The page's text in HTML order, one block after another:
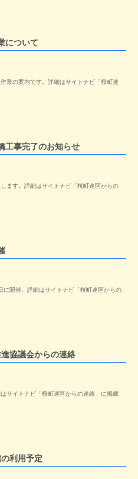
について
業の案内です。詳細はサイトナビ「桜町連
工事完了のお知らせ
ます。詳細はサイトナビ「桜町連区からの
に開催。詳細はサイトナビ「桜町連区からの
進協議会からの連絡
サイトナビ「桜町連区からの連絡」に掲載
利用予定